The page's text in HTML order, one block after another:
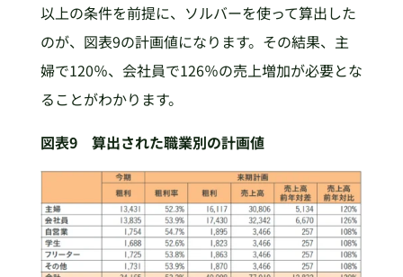
以上の条件を前提に、ソルバーを使って算出した
のが、図表9の計画値になります。その結果、主
婦で120％、会社員で126％の売上増加が必要とな
ることがわかります。
図表9 算出された職業別の計画値